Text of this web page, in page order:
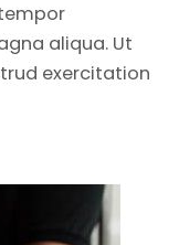
aliqua. Ut
exercitation